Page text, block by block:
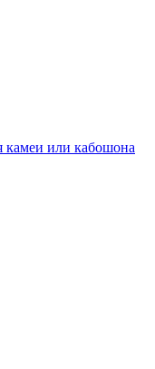
камеи или кабошона